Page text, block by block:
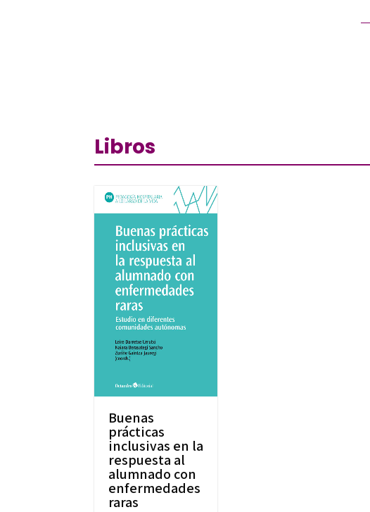
Libros
Buenas
prácticas
inclusivas en la
respuesta al
alumnado con
enfermedades
raras